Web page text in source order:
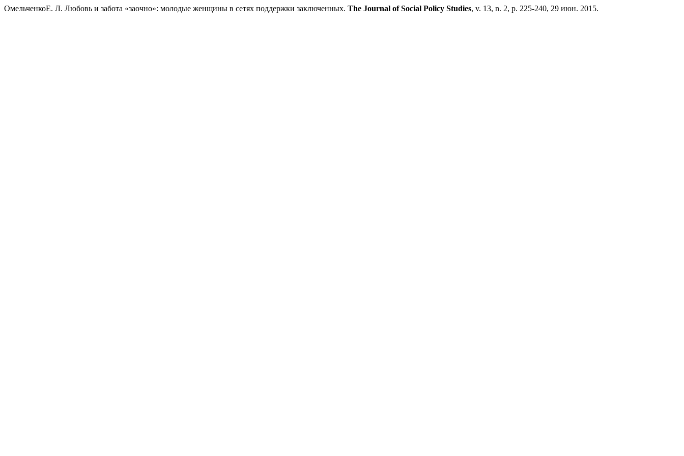
ОмельченкоЕ. Л. Любовь и забота «заочно»: молодые женщины в сетях поддержки заключенных. The Journal of Social Policy Studies, v. 13, n. 2, p. 225-240, 29 июн. 2015.